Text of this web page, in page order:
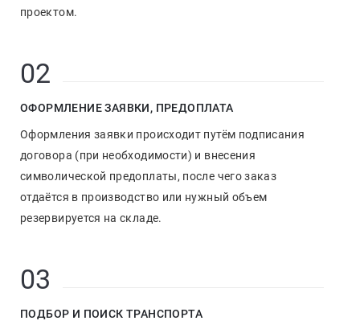
проектом.
02
ОФОРМЛЕНИЕ ЗАЯВКИ, ПРЕДОПЛАТА
Оформления заявки происходит путём подписания
договора (при необходимости) и внесения
символической предоплаты, после чего заказ
отдаётся в производство или нужный объем
резервируется на складе.
03
ПОДБОР И ПОИСК ТРАНСПОРТА